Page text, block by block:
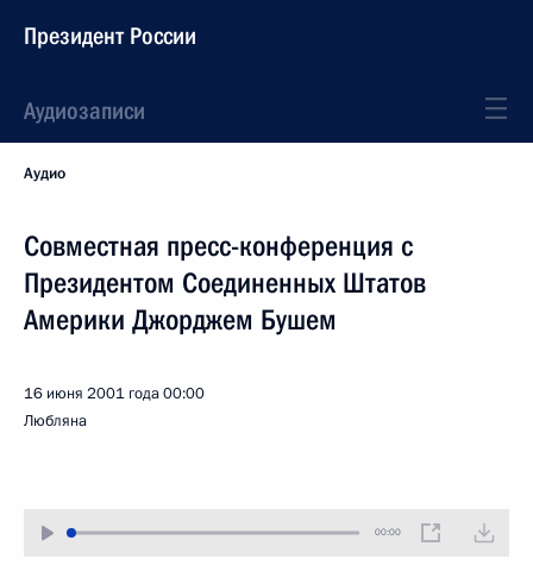
Президент России
Аудиозаписи
Аудио
Совместная пресс-конференция c
Президентом Соединенных Штатов
Америки Джорджем Бушем
16 июня 2001 года00:00
Любляна
00:00